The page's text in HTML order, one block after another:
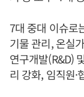
7대 중대 이슈로
기물 관리, 온실
연구개발(R&D)
리 강화, 임직원